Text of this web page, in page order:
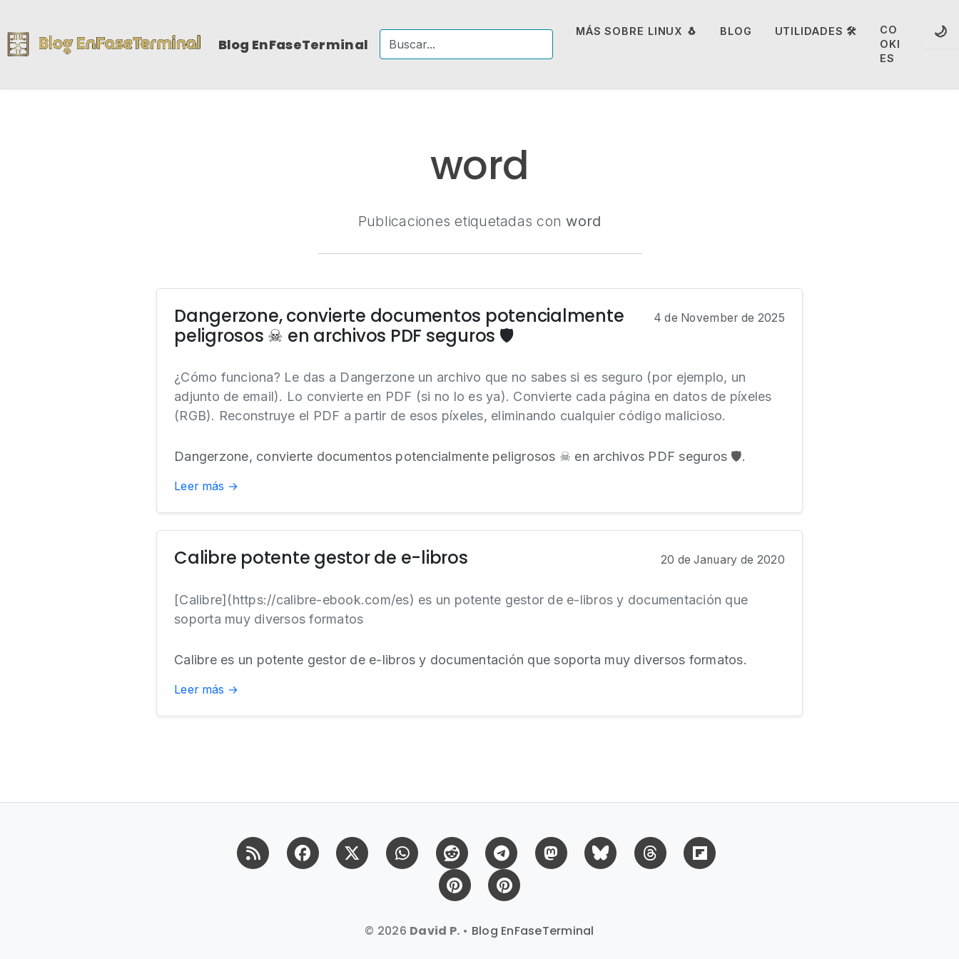
Blog EnFaseTerminal
MÁS SOBRE LINUX 🐧 BLOG UTILIDADES 🛠️
CO
OKI
ES
🌙
word
Publicaciones etiquetadas conword
Dangerzone, convierte documentos potencialmente
peligrosos ☠ en archivos PDF seguros 🛡️
4 de November de 2025
¿Cómo funciona? Le das a Dangerzone un archivo que no sabes si es seguro (por ejemplo, un
adjunto de email). Lo convierte en PDF (si no lo es ya). Convierte cada página en datos de píxeles
(RGB). Reconstruye el PDF a partir de esos píxeles, eliminando cualquier código malicioso.
Dangerzone, convierte documentos potencialmente peligrosos ☠ en archivos PDF seguros 🛡️.
Leer más →
Calibre potente gestor de e-libros 20 de January de 2020
[Calibre](https://calibre-ebook.com/es) es un potente gestor de e-libros y documentación que
soporta muy diversos formatos
Calibre es un potente gestor de e-libros y documentación que soporta muy diversos formatos.
Leer más →
RSS FacebookX (Twitter)WhatsappReddit Telegram MastodonBluesky Threads
Pinterest
© 2026 David P. • Blog EnFaseTerminal